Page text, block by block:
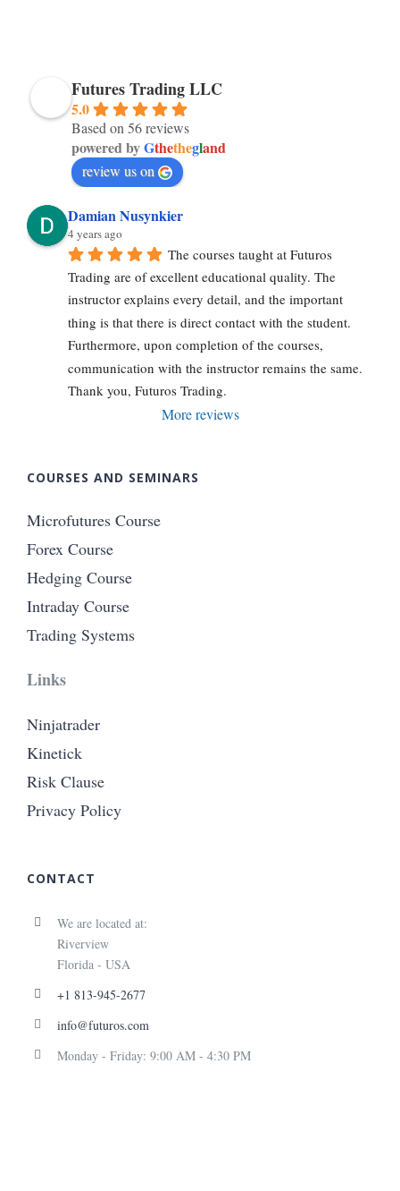
Futures Trading LLC
5.0
Based on 56 reviews
powered byGthethegland
review us on
Damian Nusynkier
4 years ago
The courses taught at Futuros
Trading are of excellent educational quality. The
instructor explains every detail, and the important
thing is that there is direct contact with the student.
Furthermore, upon completion of the courses,
communication with the instructor remains the same.
Thank you, Futuros Trading.
More reviews
COURSES AND SEMINARS
Microfutures Course
Forex Course
Hedging Course
Intraday Course
Trading Systems
Links
Ninjatrader
Kinetick
Risk Clause
Privacy Policy
CONTACT
We are located at:
Riverview
Florida - USA
+1 813-945-2677
info@futuros.com
Monday - Friday: 9:00 AM - 4:30 PM